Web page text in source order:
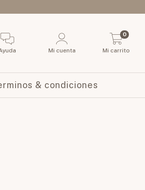
Mi cuenta Mi carrito
0
& condiciones